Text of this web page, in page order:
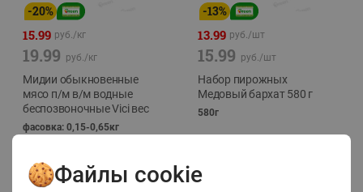
-20%
15.99 руб./кг
19.99 руб./кг
Мидии обыкновенные
мясо п/м в/м водные
беспозвоночные Vici вес
фасовка: 0,15-0,65кг
-13%
13.99 руб./шт
15.99 руб./шт
Набор пирожных
Медовый бархат 580 г
580г
Файлы cookie